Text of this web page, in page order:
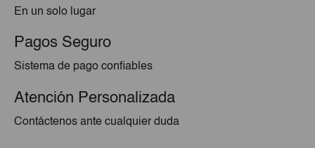
En un solo lugar
Pagos Seguro
Sistema de pago confiables
Atención Personalizada
Contáctenos ante cualquier duda